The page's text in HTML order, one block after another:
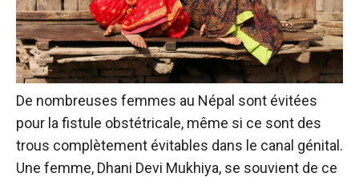
De nombreuses femmes au Népal sont évitées
pour la fistule obstétricale, même si ce sont des
trous complètement évitables dans le canal génital.
Une femme, Dhani Devi Mukhiya, se souvient de ce